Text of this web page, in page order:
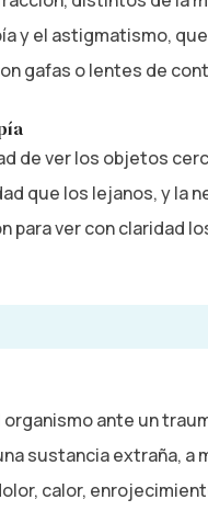
y el astigmatismo,
gafas o lentes de
de ver los objetos
que los lejanos, y la
para ver con claridad
ante un
sustancia extraña, a
calor,